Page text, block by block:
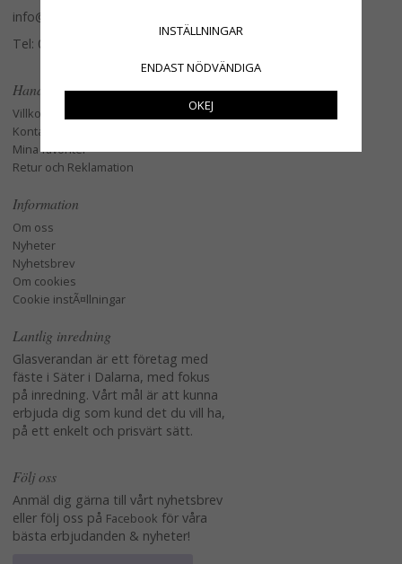
info@glasverandan.se
Tel: 079-3495968
Handla
Villkor
Kontakta oss
Mina favoriter
Retur och Reklamation
Information
Om oss
Nyheter
Nyhetsbrev
Om cookies
Cookie instÃ¤llningar
Lantlig inredning
Glasverandan är ett företag med
fäste i Säter i Dalarna, med fokus
på inredning. Vårt mål är att kunna
erbjuda dig som kund det du vill ha,
på ett enkelt och prisvärt sätt.
Följ oss
Anmäl dig gärna till vårt nyhetsbrev
eller följ oss på Facebook för våra
bästa erbjudanden & nyheter!
INSTÄLLNINGAR
ENDAST NÖDVÄNDIGA
OKEJ